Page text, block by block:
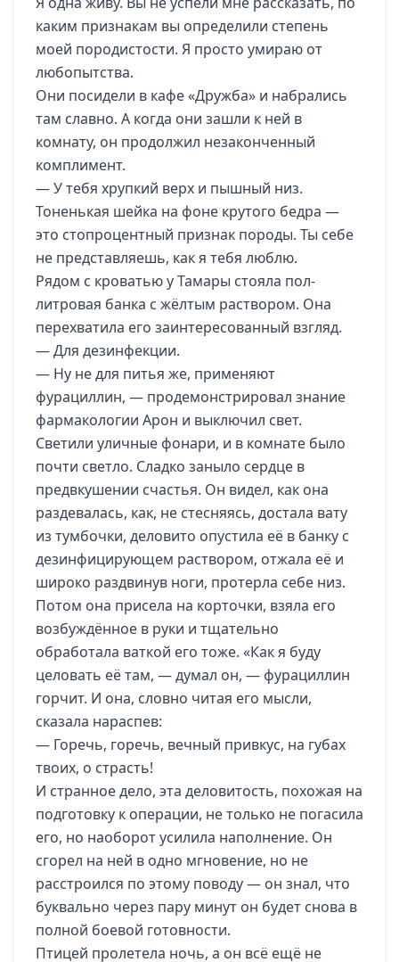
каким признакам вы определили степень
моей породистости. Я просто умираю от
любопытства.
Они посидели в кафе «Дружба» и набрались
там славно. А когда они зашли к ней в
комнату, он продолжил незаконченный
комплимент.
— У тебя хрупкий верх и пышный низ.
Тоненькая шейка на фоне крутого бедра —
это стопроцентный признак породы. Ты себе
не представляешь, как я тебя люблю.
Рядом с кроватью у Тамары стояла пол-
литровая банка с жёлтым раствором. Она
перехватила его заинтересованный взгляд.
— Для дезинфекции.
— Ну не для питья же, применяют
фурациллин, — продемонстрировал знание
фармакологии Арон и выключил свет.
Светили уличные фонари, и в комнате было
почти светло. Сладко заныло сердце в
предвкушении счастья. Он видел, как она
раздевалась, как, не стесняясь, достала вату
из тумбочки, деловито опустила её в банку с
дезинфицирующем раствором, отжала её и
широко раздвинув ноги, протерла себе низ.
Потом она присела на корточки, взяла его
возбуждённое в руки и тщательно
обработала ваткой его тоже. «Как я буду
целовать её там, — думал он, — фурациллин
горчит. И она, словно читая его мысли,
сказала нараспев:
— Горечь, горечь, вечный привкус, на губах
твоих, о страсть!
И странное дело, эта деловитость, похожая на
подготовку к операции, не только не погасила
его, но наоборот усилила наполнение. Он
сгорел на ней в одно мгновение, но не
расстроился по этому поводу — он знал, что
буквально через пару минут он будет снова в
полной боевой готовности.
Птицей пролетела ночь, а он всё ещё не